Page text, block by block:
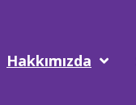
Hakkımızda